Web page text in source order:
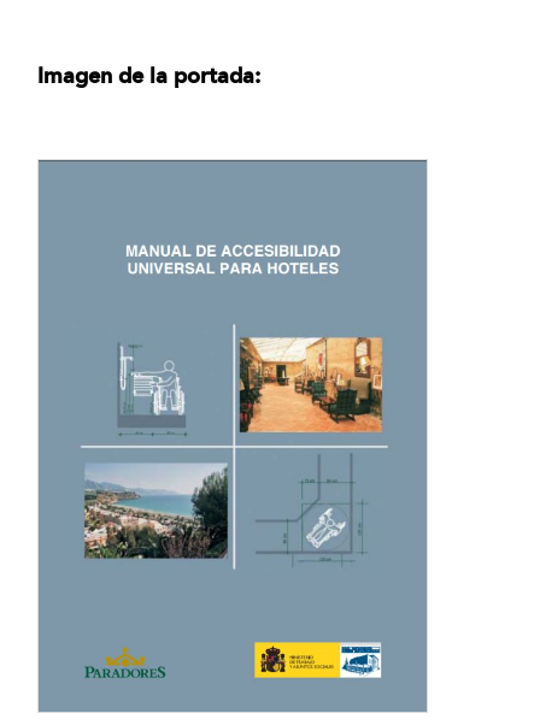
Imagen de la portada: